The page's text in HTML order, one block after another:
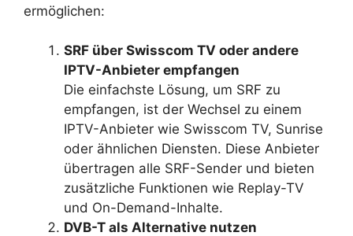
ermöglichen:
SRF über Swisscom TV oder andere
IPTV-Anbieter empfangen
Die einfachste Lösung, um SRF zu
empfangen, ist der Wechsel zu einem
IPTV-Anbieter wie Swisscom TV, Sunrise
oder ähnlichen Diensten. Diese Anbieter
übertragen alle SRF-Sender und bieten
zusätzliche Funktionen wie Replay-TV
und On-Demand-Inhalte.
DVB-T als Alternative nutzen